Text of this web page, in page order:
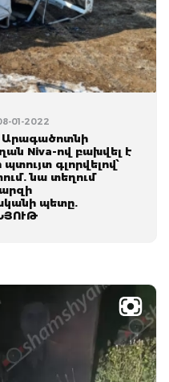
01-2022
Niva-ով բախվել է
գլորվելով՝
նա տեղում
պետը.